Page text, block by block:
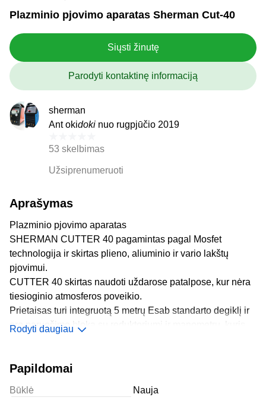
Plazminio pjovimo aparatas Sherman Cut-40
Siųsti žinutę
Parodyti kontaktinę informaciją
sherman
Ant okidoki nuo rugpjūčio 2019
53 skelbimas
Užsiprenumeruoti
Aprašymas
Plazminio pjovimo aparatas
SHERMAN CUTTER 40 pagamintas pagal Mosfet
technologija ir skirtas plieno, aliuminio ir vario lakštų
pjovimui.
CUTTER 40 skirtas naudoti uždarose patalpose, kur nėra
tiesioginio atmosferos poveikio.
Prietaisas turi integruotą 5 metrų Esab standarto degiklį ir
oro paruošimo bloką su reduktoriumi ir manometru, kuris
plaktukas ir šepetys.
APARATO KAINA
Rodyti daugiau
Papildomai
Būklė Nauja